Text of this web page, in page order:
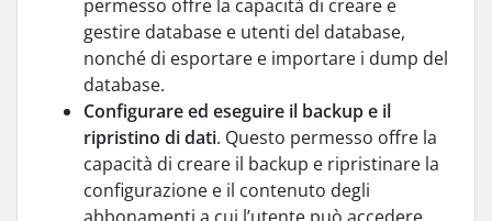
permesso offre la capacità di creare e
gestire database e utenti del database,
nonché di esportare e importare i dump del
database.
Configurare ed eseguire il backup e il
ripristino di dati. Questo permesso offre la
capacità di creare il backup e ripristinare la
configurazione e il contenuto degli